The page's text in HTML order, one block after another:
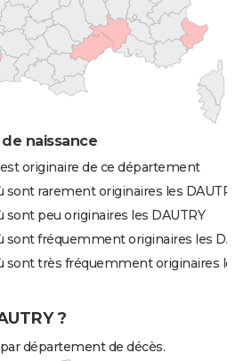
de naissance
originaire de ce département
rarement originaires les
peu originaires les DAUTRY
sont fréquemment originaires les
sont très fréquemment originaires
?
département de décès.